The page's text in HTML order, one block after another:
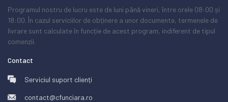
Programul nostru de lucru este de luni până vineri, între orele 08:00 și
18:00. În cazul serviciilor de obținere a unor documente, termenele de
livrare sunt calculate în funcție de acest program, indiferent de tipul
comenzii.
Contact
Serviciul suport clienți
contact@cfunciara.ro